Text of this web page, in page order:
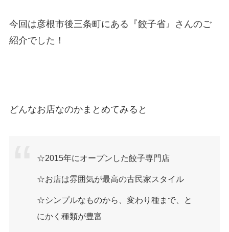
今回は彦根市後三条町にある『餃子省』さんのご
紹介でした！
どんなお店なのかまとめてみると
☆2015年にオープンした餃子専門店
☆お店は雰囲気が最高の古民家スタイル
☆シンプルなものから、変わり種まで、と
にかく種類が豊富